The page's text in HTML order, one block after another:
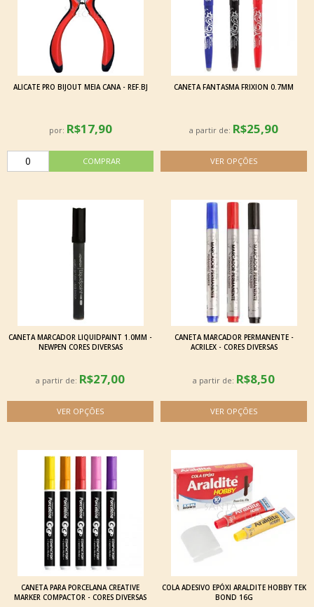
ALICATE PRO BIJOUT MEIA CANA - REF.BJ
por: R$17,90
CANETA FANTASMA FRIXION 0.7MM
a partir de: R$25,90
CANETA MARCADOR LIQUIDPAINT 1.0MM -
NEWPEN CORES DIVERSAS
a partir de: R$27,00
CANETA MARCADOR PERMANENTE -
ACRILEX - CORES DIVERSAS
a partir de: R$8,50
CANETA PARA PORCELANA CREATIVE
MARKER COMPACTOR - CORES DIVERSAS
COLA ADESIVO EPÓXI ARALDITE HOBBY TEK
BOND 16G